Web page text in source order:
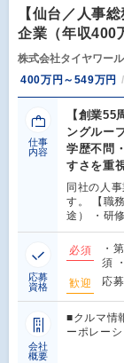
【仙台／人事
企業（年収400
株式会社タイヤワー
400万円～549万円
仕事
内容
【創業
ングルー
学歴不問
すさを重
同社の人
す。 【職
途） ・研
応募
資格
必須
・
須
歓迎
応
会社
概要
■クルマ情
ーポレー